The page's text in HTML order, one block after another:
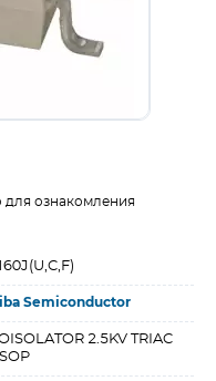
для ознакомления
Semiconductor
2.5KV TRIAC